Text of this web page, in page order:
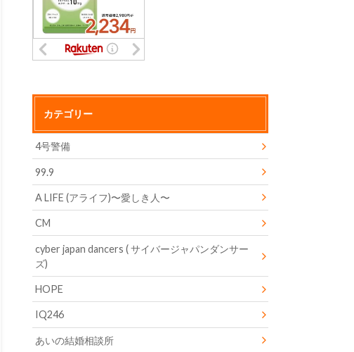
カテゴリー
4号警備
99.9
A LIFE (アライフ)〜愛しき人〜
CM
cyber japan dancers ( サイバージャパンダンサー
ズ)
HOPE
IQ246
あいの結婚相談所